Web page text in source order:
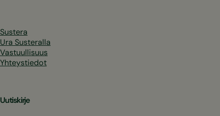
Sustera
Ura Susteralla
Vastuullisuus
Yhteystiedot
Uutiskirje